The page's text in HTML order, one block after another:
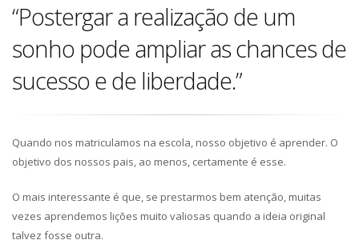
“Postergar a realização de um
sonho pode ampliar as chances de
sucesso e de liberdade.”
Quando nos matriculamos na escola, nosso objetivo é aprender. O
objetivo dos nossos pais, ao menos, certamente é esse.
O mais interessante é que, se prestarmos bem atenção, muitas
vezes aprendemos lições muito valiosas quando a ideia original
talvez fosse outra.